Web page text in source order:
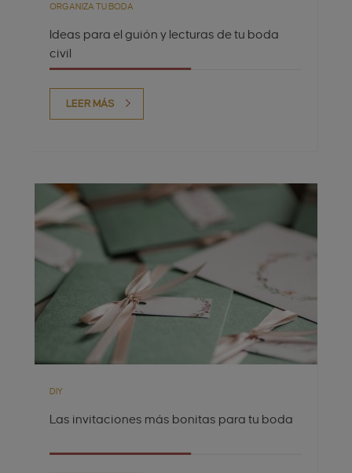
ORGANIZA TU BODA
Ideas para el guión y lecturas de tu boda
civil
LEER MÁS
DIY
Las invitaciones más bonitas para tu boda